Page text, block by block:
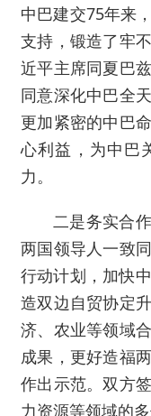
中巴建交75年来
支持，锻造了牢
近平主席同夏巴
同意深化中巴全
更加紧密的中巴
心利益，为中巴
力。
二是务实合
两国领导人一致
行动计划，加快
造双边自贸协定
济、农业等领域
成果，更好造福
作出示范。双方
力资源等领域的多